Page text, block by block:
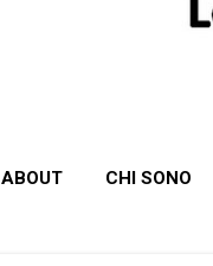
ABOUT CHI SONO